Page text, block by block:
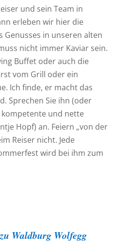
und sein Team in
erleben wir hier die
Genusses in unseren alten
nicht immer Kaviar sein.
Buffet oder auch die
vom Grill oder ein
Ich finde, er macht das
Sprechen Sie ihn (oder
und nette
Hopf) an. Feiern „von der
Reiser nicht. Jede
wird bei ihm zum
Waldburg Wolfegg